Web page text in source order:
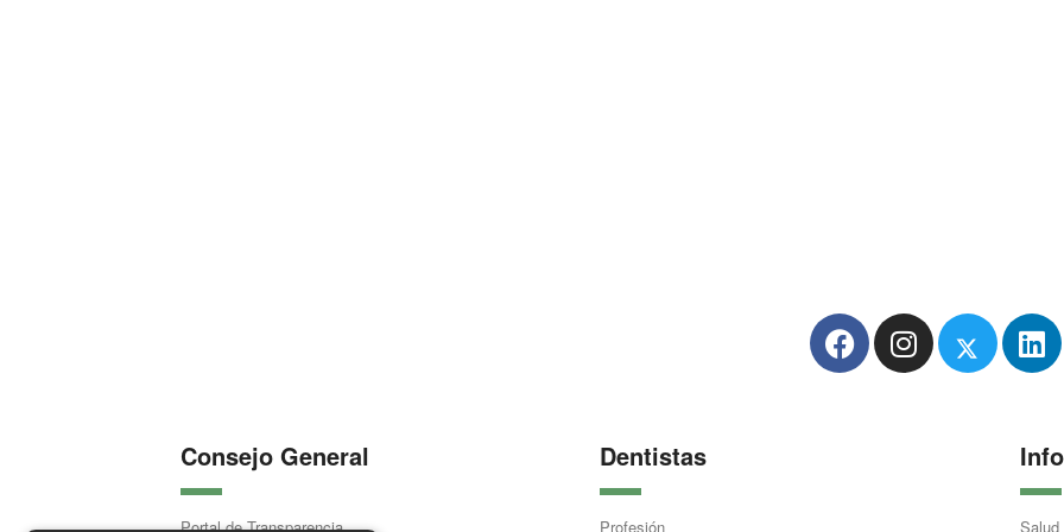
Consejo General
Portal de Transparencia
Dentistas
Profesión Salud